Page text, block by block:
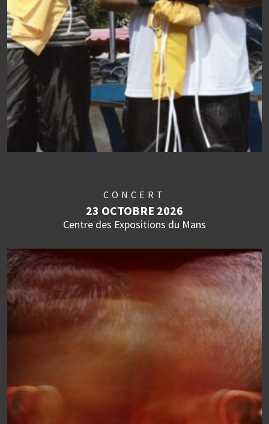
CONCERT
23 OCTOBRE 2026
Centre des Expositions du Mans